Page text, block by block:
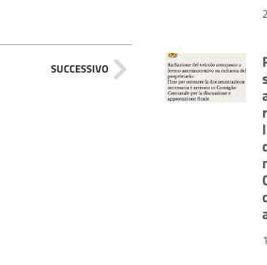
SUCCESSIVO